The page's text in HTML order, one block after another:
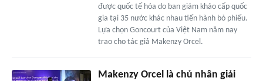
được quốc tế hóa do ban giám khảo cấp quốc
gia tại 35 nước khác nhau tiến hành bỏ phiếu.
Lựa chọn Goncourt của Việt Nam năm nay
trao cho tác giả Makenzy Orcel.
Makenzy Orcel là chủ nhân giải